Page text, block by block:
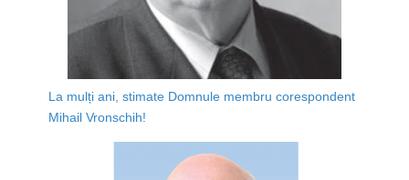
La mulți ani, stimate Domnule membru corespondent
Mihail Vronschih!